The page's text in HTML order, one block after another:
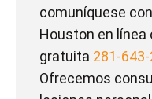
comuníquese
Houston en línea
gratuita 281-
Ofrecemos